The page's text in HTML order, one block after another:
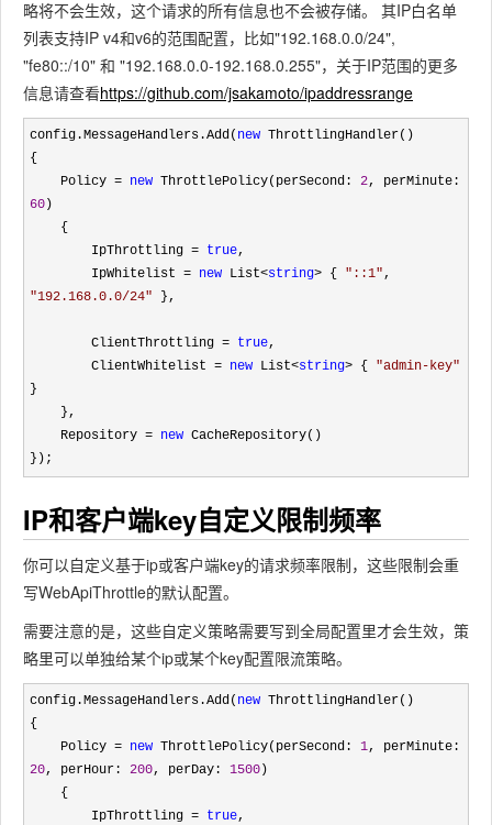
略将不会生效，这个请求的所有信息也不会被存储。 其IP白名单
列表支持IP v4和v6的范围配置，比如"192.168.0.0/24",
"fe80::/10" 和 "192.168.0.0-192.168.0.255"，关于IP范围的更多
信息请查看https://github.com/jsakamoto/ipaddressrange
config.MessageHandlers.Add( new ThrottlingHandler()
{
    Policy
= new ThrottlePolicy(perSecond: 2
60 )
        IpThrottling
= true,
        IpWhitelist
= new List<string> { " ::1"
"192.168.0.0/24" },
        ClientThrottling
= true,
        ClientWhitelist
= new List<string> { "admin-key"
}
    Repository
= new CacheRepository()
});
IP和客户端key自定义限制频率
你可以自定义基于ip或客户端key的请求频率限制，这些限制会重
写WebApiThrottle的默认配置。
需要注意的是，这些自定义策略需要写到全局配置里才会生效，策
略里可以单独给某个ip或某个key配置限流策略。
config.MessageHandlers.Add( new ThrottlingHandler()
{
    Policy
= new ThrottlePolicy(perSecond: 1
20, perHour: 200, perDay: 1500 )
        IpThrottling
= true,